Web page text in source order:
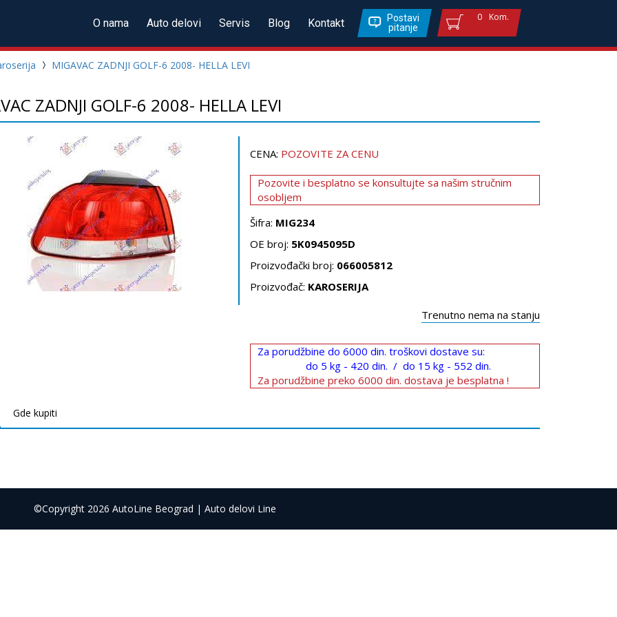
O nama Auto delovi Servis Blog Kontakt
Postavi
pitanje
0 Kom.
MIGAVAC ZADNJI GOLF-6 2008- HELLA LEVI
ZADNJI GOLF-6 2008- HELLA LEVI
CENA: POZOVITE ZA CENU
Pozovite i besplatno se konsultujte sa našim stručnim
osobljem
Šifra: MIG234
OE broj: 5K0945095D
Proizvođački broj: 066005812
Proizvođač: KAROSERIJA
Trenutno nema na stanju
Za porudžbine do 6000 din. troškovi dostave su:
do 5 kg - 420 din. / do 15 kg - 552 din.
Za porudžbine preko 6000 din. dostava je besplatna !
Gde kupiti
©Copyright 2026 AutoLine Beograd | Auto delovi Line